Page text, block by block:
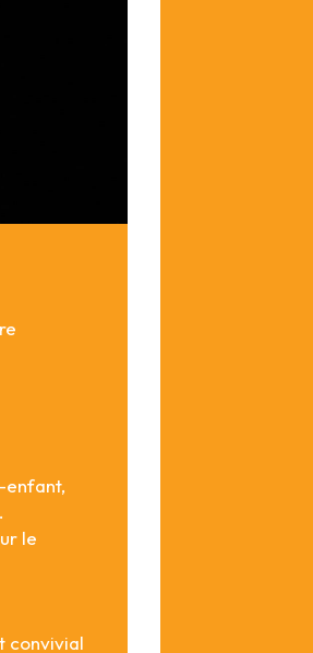
enfant,
le
convivial